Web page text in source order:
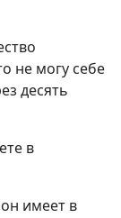
не могу себе
десять
в
имеет в